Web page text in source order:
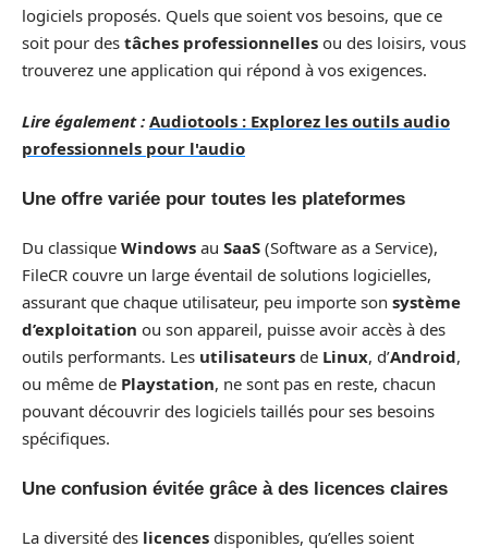
logiciels proposés. Quels que soient vos besoins, que ce
soit pour des tâches professionnelles ou des loisirs, vous
trouverez une application qui répond à vos exigences.
Lire également : Audiotools : Explorez les outils audio
professionnels pour l'audio
Une offre variée pour toutes les plateformes
Du classique Windows au SaaS (Software as a Service),
FileCR couvre un large éventail de solutions logicielles,
assurant que chaque utilisateur, peu importe son système
d’exploitation ou son appareil, puisse avoir accès à des
outils performants. Les utilisateurs de Linux, d’Android,
ou même de Playstation, ne sont pas en reste, chacun
pouvant découvrir des logiciels taillés pour ses besoins
spécifiques.
Une confusion évitée grâce à des licences claires
La diversité des licences disponibles, qu’elles soient